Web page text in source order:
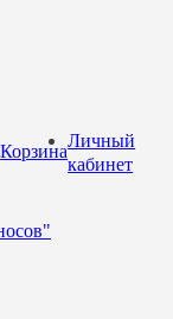
Корзина
Личный
кабинет